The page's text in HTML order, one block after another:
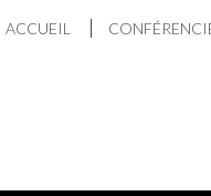
ACCUEIL